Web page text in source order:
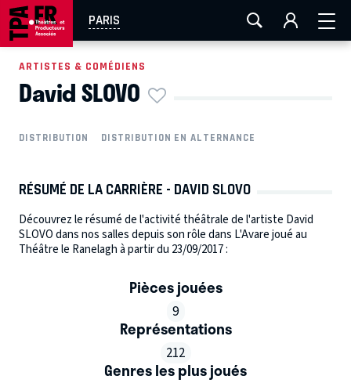
PARIS
AIX-MARSEILLE LA ROCHELLE
EN TOURNÉE
ARTISTES & COMÉDIENS
David SLOVO
DISTRIBUTION DISTRIBUTION EN ALTERNANCE
RÉSUMÉ DE LA CARRIÈRE - DAVID SLOVO
Découvrez le résumé de l'activité théâtrale de l'artiste David
SLOVO dans nos salles depuis son rôle dans L'Avare joué au
Théâtre le Ranelagh à partir du 23/09/2017 :
Pièces jouées
9
Représentations
212
Genres les plus joués